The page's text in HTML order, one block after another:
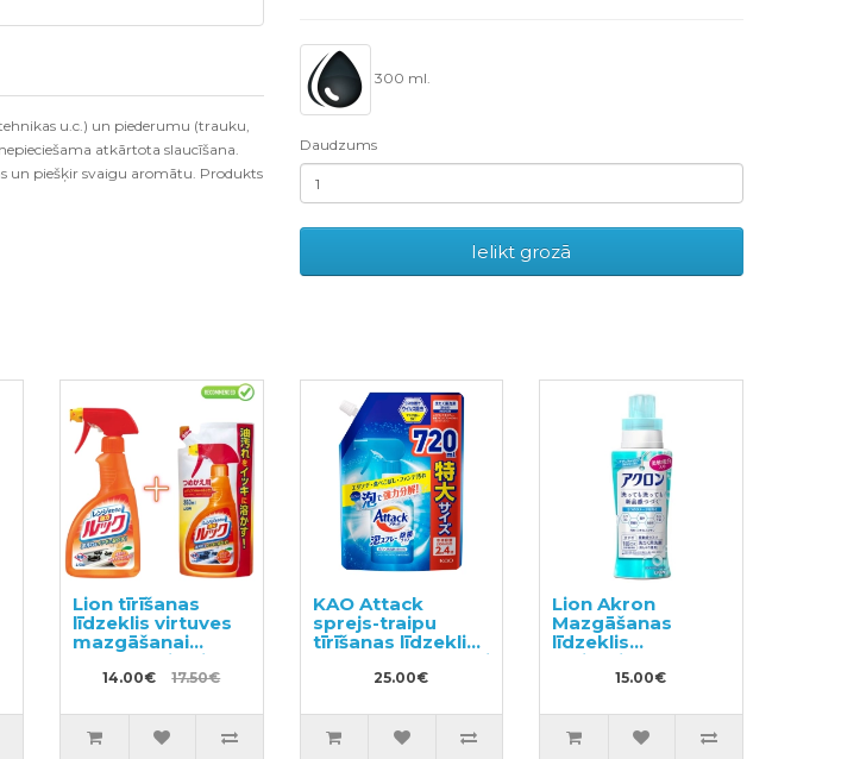
u.c.) un piederumu (trauku,
atkārtota slaucīšana.
un piešķir svaigu aromātu. Produkts
300 ml.
Daudzums
Ielikt grozā
Lion tīrīšanas
līdzeklis virtuves
mazgāšanai
400ml + pildviela
350ml
14.00€ 17.50€
KAO Attack
sprejs-traipu
tīrīšanas līdzeklis
audumu apstrādei
pildviela 720ml
25.00€
Lion Akron
Mazgāšanas
līdzeklis
delikātiem
audumiem 450ml
15.00€